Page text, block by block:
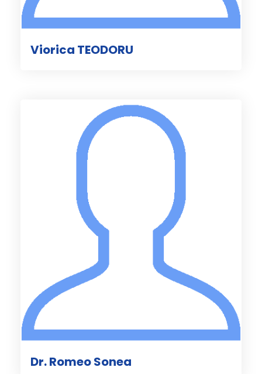
Viorica TEODORU
Dr. Romeo Sonea